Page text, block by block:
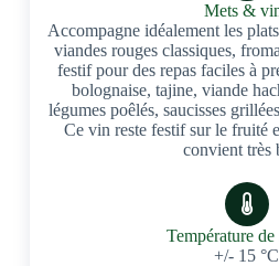
Mets &
Accompagne idéalement les
viandes rouges classiques,
festif pour des repas faciles à
bolognaise, tajine, viande
légumes poêlés, saucisses
Ce vin reste festif sur le fruité
convient très
Température de
+/- 15 °C